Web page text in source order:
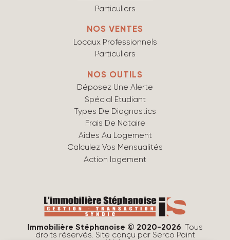
Particuliers
NOS VENTES
Locaux Professionnels
Particuliers
NOS OUTILS
Déposez Une Alerte
Spécial Etudiant
Types De Diagnostics
Frais De Notaire
Aides Au Logement
Calculez Vos Mensualités
Action logement
Immobilière Stéphanoise © 2020-2026. Tous
droits réservés. Site conçu par Serco Point